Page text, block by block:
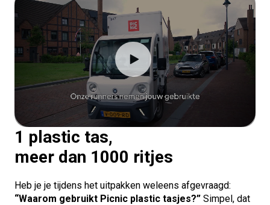
1 plastic tas,
meer dan 1000 ritjes
Heb je je tijdens het uitpakken weleens afgevraagd:
“Waarom gebruikt Picnic plastic tasjes?” Simpel, dat